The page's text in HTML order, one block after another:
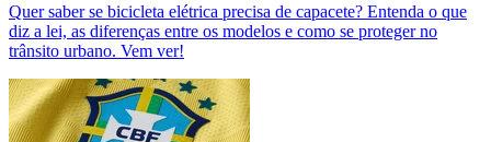
Quer saber se bicicleta elétrica precisa de capacete? Entenda o que
diz a lei, as diferenças entre os modelos e como se proteger no
trânsito urbano. Vem ver!